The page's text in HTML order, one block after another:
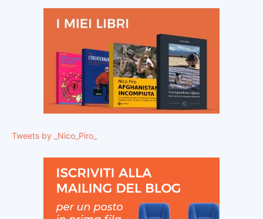
Tweets by _Nico_Piro_